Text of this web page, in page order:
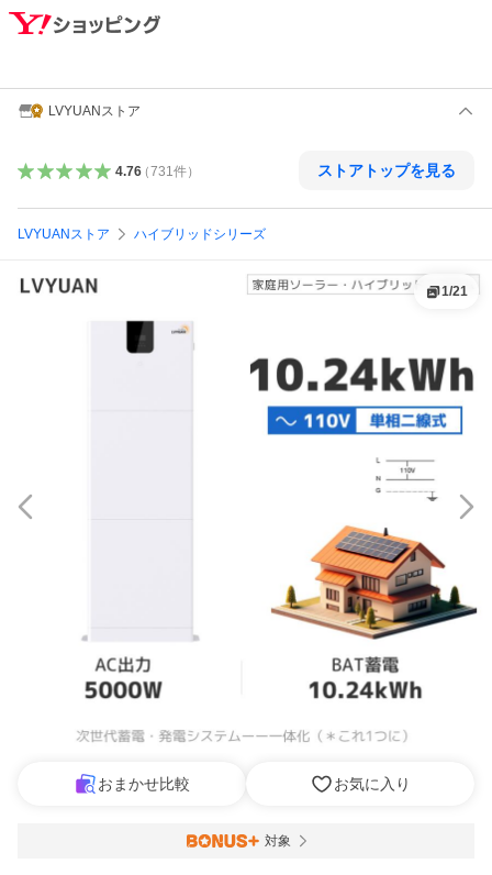
LVYUANストア
4.76（731件） ストアトップを見る
LVYUANストア ハイブリッドシリーズ
1/21
おまかせ比較 お気に入り
対象